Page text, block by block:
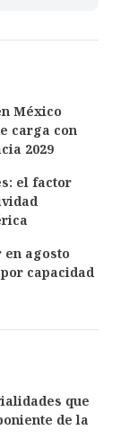
México
carga con
2029
el factor
agosto
capacidad
que
de la